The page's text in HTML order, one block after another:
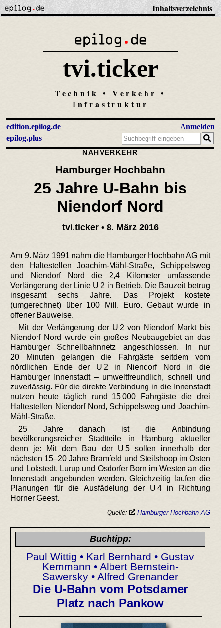
Inhaltsverzeichnis
tvi.ticker
Technik • Verkehr •
Infrastruktur
edition.epilog.de
epilog.plus
Anmelden
NAHVERKEHR
Hamburger Hochbahn
25 Jahre U-Bahn bis
Niendorf Nord
tvi.ticker• 8. März 2016
Am 9. März 1991 nahm die Hamburger Hochbahn AG mit
den Haltestellen Joachim-Mähl-Straße, Schippelsweg
und Niendorf Nord die 2,4 Kilometer umfassende
Verlängerung der Linie U 2 in Betrieb. Die Bauzeit betrug
insgesamt sechs Jahre. Das Projekt kostete
(umgerechnet) über 100 Mill. Euro. Gebaut wurde in
offener Bauweise.
Mit der Verlängerung der U 2 von Niendorf Markt bis
Niendorf Nord wurde ein großes Neubaugebiet an das
Hamburger Schnellbahnnetz angeschlossen. In nur
20 Minuten gelangen die Fahrgäste seitdem vom
nördlichen Ende der U 2 in Niendorf Nord in die
Hamburger Innenstadt – umweltfreundlich, schnell und
zuverlässig. Für die direkte Verbindung in die Innenstadt
nutzen heute täglich rund 15 000 Fahrgäste die drei
Haltestellen Niendorf Nord, Schippelsweg und Joachim-
Mähl-Straße.
25 Jahre danach ist die Anbindung
bevölkerungsreicher Stadtteile in Hamburg aktueller
denn je: Mit dem Bau der U 5 sollen innerhalb der
nächsten 15–20 Jahre Bramfeld und Steilshoop im Osten
und Lokstedt, Lurup und Osdorfer Born im Westen an die
Innenstadt angebunden werden. Gleichzeitig laufen die
Planungen für die Ausfädelung der U 4 in Richtung
Horner Geest.
Quelle: Hamburger Hochbahn AG
Buchtipp:
Paul Wittig • Karl Bernhard • Gustav
Kemmann • Albert Bernstein-
Sawersky • Alfred Grenander
Die U-Bahn vom Potsdamer
Platz nach Pankow